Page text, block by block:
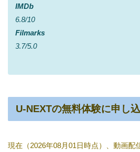
IMDb
6.8/10
Filmarks
3.7/5.0
U-NEXTの無料体験に申し
現在（2026年08月01日時点）、動画配